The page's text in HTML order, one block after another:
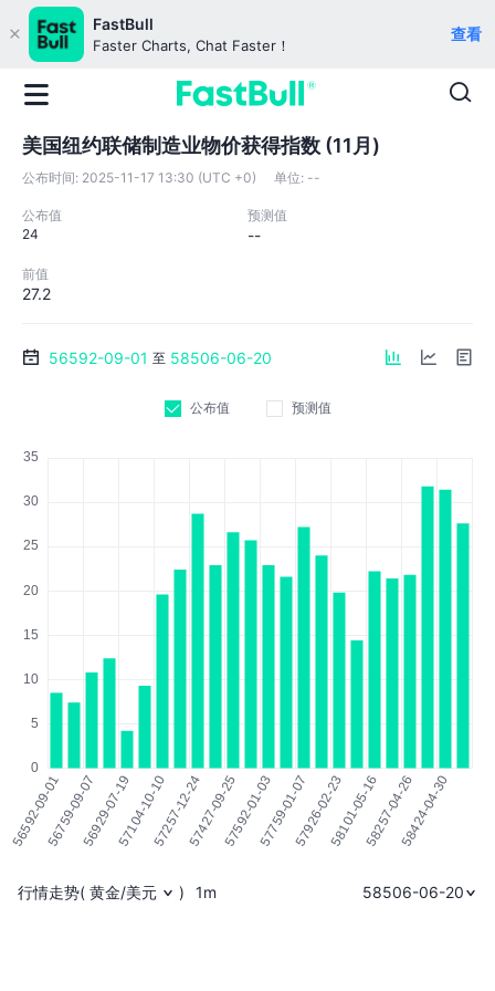
FastBull
Faster Charts, Chat Faster！
查看
美国纽约联储制造业物价获得指数 (11月)
公布时间: 2025-11-17 13:30 (UTC +0) 单位: --
公布值
24
预测值
--
前值
27.2
56592-09-01 至 58506-06-20
公布值 预测值
行情走势( 黄金/美元 ) 1m 58506-06-20